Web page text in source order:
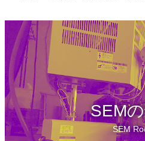
SEM
SEM